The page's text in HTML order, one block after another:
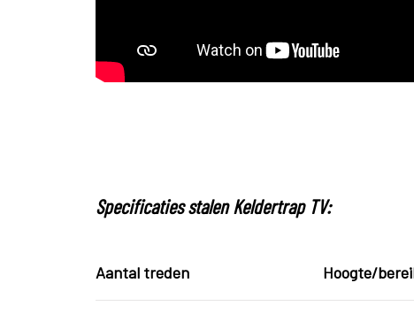
Specificaties stalen Keldertrap TV:
Aantal treden Hoogte/